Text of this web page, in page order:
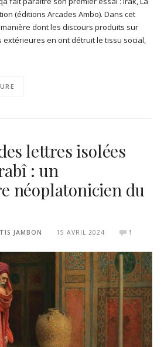
(éditions Arcades Ambo). Dans cet
dont les discours produits sur
extérieures en ont détruit le tissu social,
lettres isolées
: un
néoplatonicien du
JAMBON 15 AVRIL 2024 1